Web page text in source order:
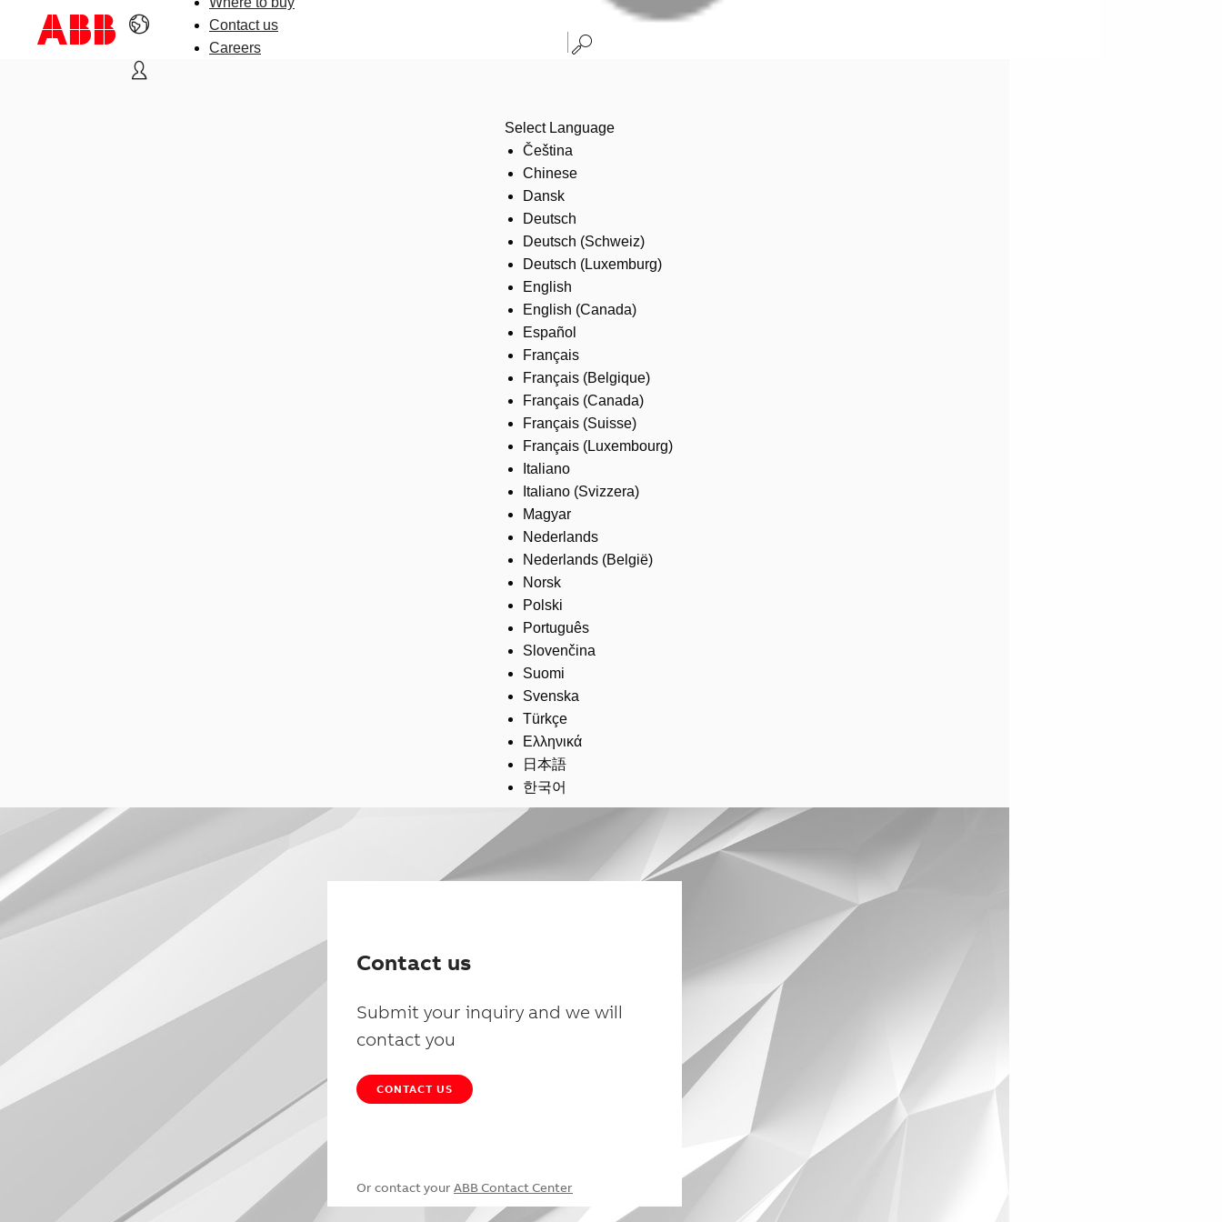
Contact us
Careers
Select Language
Čeština
Chinese
Dansk
Deutsch
Deutsch (Schweiz)
Deutsch (Luxemburg)
English
English (Canada)
Español
Français
Français (Belgique)
Français (Canada)
Français (Suisse)
Français (Luxembourg)
Italiano
Italiano (Svizzera)
Magyar
Nederlands
Nederlands (België)
Norsk
Polski
Português
Slovenčina
Suomi
Svenska
Türkçe
Ελληνικά
日本語
한국어
Contact us
Submit your inquiry and we will
contact you
CONTACT US
Or contact your ABB Contact Center